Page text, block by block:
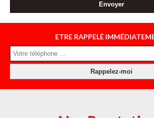
ETRE RAPPELÉ